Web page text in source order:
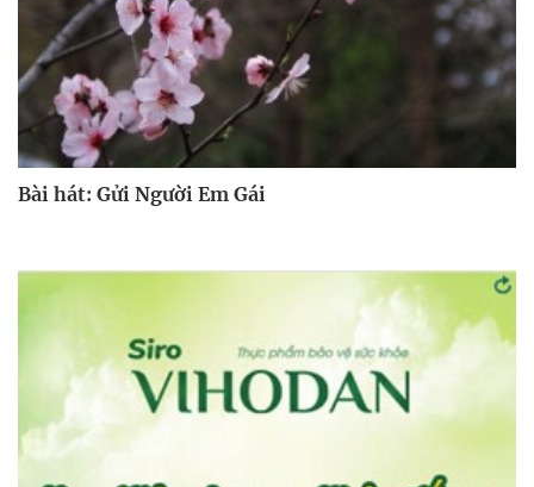
Bài hát: Gửi Người Em Gái